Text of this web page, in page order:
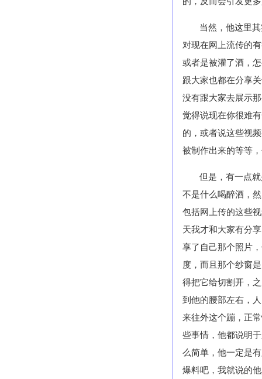
当然，他这里
对现在网上流传的
或者是被灌了酒，
跟大家也都在分享
没有跟大家去展示
觉得说现在你很难
的，或者说这些视
被制作出来的等等
但是，有一点
不是什么喝醉酒，
包括网上传的这些
天我才和大家有分
享了自己那个照片
度，而且那个纱窗
得把它给切割开，
到他的腰部左右，
来往外这个蹦，正
些事情，他都说明
么简单，他一定是
爆料吧，我就说的